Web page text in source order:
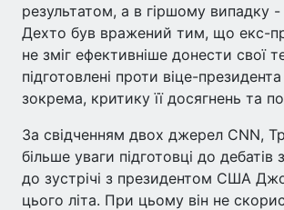
результатом, а в гіршому випадку
Дехто був вражений тим, що екс-
не зміг ефективніше донести свої
підготовлені проти віце-президента
зокрема, критику її досягнень та
За свідченням двох джерел CNN,
більше уваги підготовці до дебатів
до зустрічі з президентом США
цього літа. При цьому він не